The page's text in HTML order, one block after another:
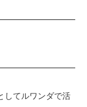
してルワンダで活